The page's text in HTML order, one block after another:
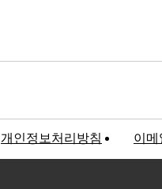
개인정보처리방침 이메